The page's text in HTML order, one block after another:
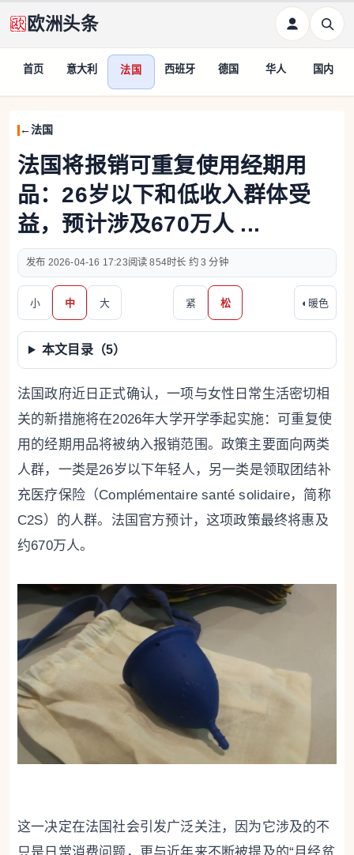
欧洲头条
首页 意大利 法国 西班牙 德国 华人 国内
法国
法国将报销可重复使用经期用
品：26岁以下和低收入群体受
益，预计涉及670万人 ...
2026-04-16 17:23 854 约 3 分钟
小 中 大 紧 松 ◐ 暖色
本文目录（5）
法国政府近日正式确认，一项与女性日常生活密切相
关的新措施将在2026年大学开学季起实施：可重复使
用的经期用品将被纳入报销范围。政策主要面向两类
人群，一类是26岁以下年轻人，另一类是领取团结补
充医疗保险（Complémentaire santé solidaire，简称
C2S）的人群。法国官方预计，这项政策最终将惠及
约670万人。
这一决定在法国社会引发广泛关注，因为它涉及的不